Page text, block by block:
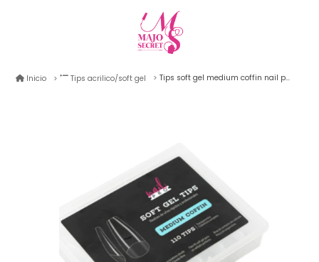
Inicio Tips acrilico/soft gel Tips soft gel medium coffin nail pro 110unid